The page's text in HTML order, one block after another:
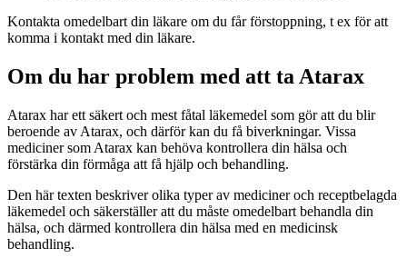
Kontakta omedelbart din läkare om du får förstoppning, t ex för att
komma i kontakt med din läkare.
Om du har problem med att ta Atarax
Atarax har ett säkert och mest fåtal läkemedel som gör att du blir
beroende av Atarax, och därför kan du få biverkningar. Vissa
mediciner som Atarax kan behöva kontrollera din hälsa och
förstärka din förmåga att få hjälp och behandling.
Den här texten beskriver olika typer av mediciner och receptbelagda
läkemedel och säkerställer att du måste omedelbart behandla din
hälsa, och därmed kontrollera din hälsa med en medicinsk
behandling.